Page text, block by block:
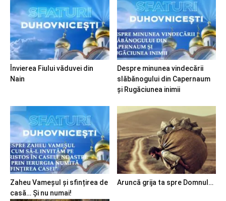
Învierea Fiului văduvei din
Nain
Despre minunea vindecării
slăbănogului din Capernaum
și Rugăciunea inimii
Zaheu Vameșul și sfințirea de
casă… Și nu numai!
Aruncă grija ta spre Domnul…